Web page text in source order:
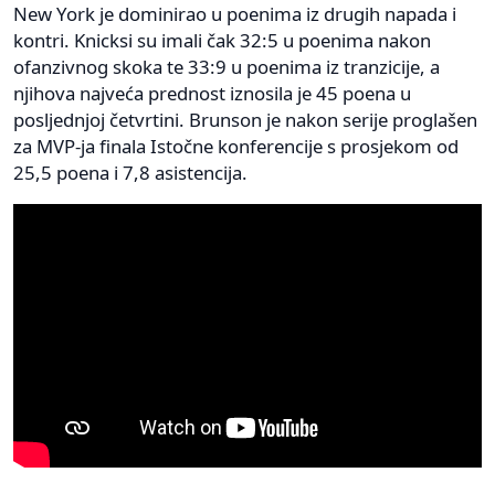
New York je dominirao u poenima iz drugih napada i
kontri. Knicksi su imali čak 32:5 u poenima nakon
ofanzivnog skoka te 33:9 u poenima iz tranzicije, a
njihova najveća prednost iznosila je 45 poena u
posljednjoj četvrtini. Brunson je nakon serije proglašen
za MVP-ja finala Istočne konferencije s prosjekom od
25,5 poena i 7,8 asistencija.